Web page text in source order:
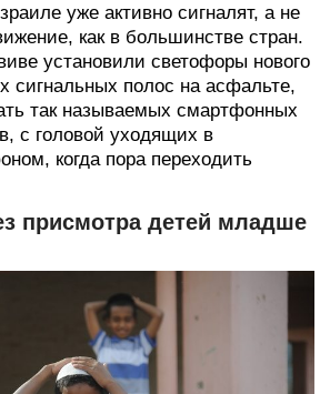
уже активно сигналят, а не
как в большинстве стран.
установили светофоры нового
сигнальных полос на асфальте,
так называемых смартфонных
с головой уходящих в
когда пора переходить
присмотра детей младше